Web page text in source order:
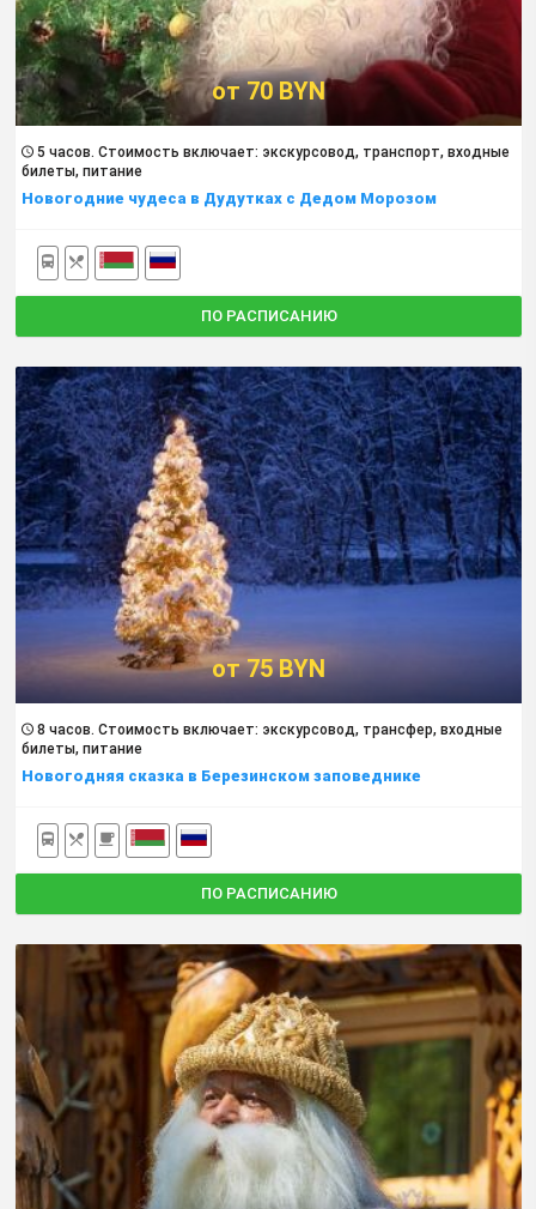
от 70 BYN
5 часов. Cтоимость включает: экскурсовод, транспорт, входные
билеты, питание
Новогодние чудеса в Дудутках с Дедом Морозом
ПО РАСПИСАНИЮ
от 75 BYN
8 часов. Cтоимость включает: экскурсовод, трансфер, входные
билеты, питание
Новогодняя сказка в Березинском заповеднике
ПО РАСПИСАНИЮ